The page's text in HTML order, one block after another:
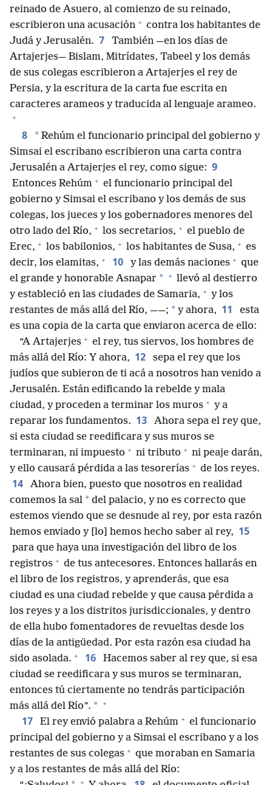
reinado de Asuero, al comienzo de su reinado,
escribieron una acusación + contra los habitantes de
Judá y Jerusalén. 7
También —en los días de
Artajerjes— Bislam, Mitrídates, Tabeel y los demás
de sus colegas escribieron a Artajerjes el rey de
Persia, y la escritura de la carta fue escrita en
caracteres arameos y traducida al lenguaje arameo.
+
8 * Rehúm el funcionario principal del gobierno y
Simsai el escribano escribieron una carta contra
Jerusalén a Artajerjes el rey, como sigue: 9
Entonces Rehúm + el funcionario principal del
gobierno y Simsai el escribano y los demás de sus
colegas, los jueces y los gobernadores menores del
otro lado del Río, + los secretarios, + el pueblo de
Erec, + los babilonios, + los habitantes de Susa, + es
decir, los elamitas, + 10 y las demás naciones + que
el grande y honorable Asnapar * + llevó al destierro
y estableció en las ciudades de Samaria, + y los
restantes de más allá del Río, ——; * y ahora, 11
esta
es una copia de la carta que enviaron acerca de ello:
“A Artajerjes + el rey, tus siervos, los hombres de
más allá del Río: Y ahora, 12
sepa el rey que los
judíos que subieron de ti acá a nosotros han venido a
Jerusalén. Están edificando la rebelde y mala
ciudad, y proceden a terminar los muros + y a
reparar los fundamentos. 13
Ahora sepa el rey que,
si esta ciudad se reedificara y sus muros se
terminaran, ni impuesto + ni tributo + ni peaje darán,
y ello causará pérdida a las tesorerías + de los reyes.
14
Ahora bien, puesto que nosotros en realidad
comemos la sal * del palacio, y no es correcto que
estemos viendo que se desnude al rey, por esta razón
hemos enviado y [lo] hemos hecho saber al rey, 15
para que haya una investigación del libro de los
registros + de tus antecesores. Entonces hallarás en
el libro de los registros, y aprenderás, que esa
ciudad es una ciudad rebelde y que causa pérdida a
los reyes y a los distritos jurisdiccionales, y dentro
de ella hubo fomentadores de revueltas desde los
días de la antigüedad. Por esta razón esa ciudad ha
sido asolada. + 16
Hacemos saber al rey que, si esa
ciudad se reedificara y sus muros se terminaran,
entonces tú ciertamente no tendrás participación
más allá del Río”. * +
17 El rey envió palabra a Rehúm + el funcionario
principal del gobierno y a Simsai el escribano y a los
restantes de sus colegas + que moraban en Samaria
y a los restantes de más allá del Río:
+